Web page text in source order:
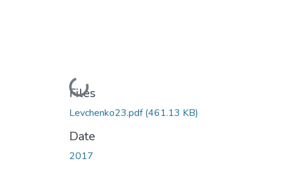
Loading...
Files
Levchenko23.pdf(461.13 KB)
Date
2017